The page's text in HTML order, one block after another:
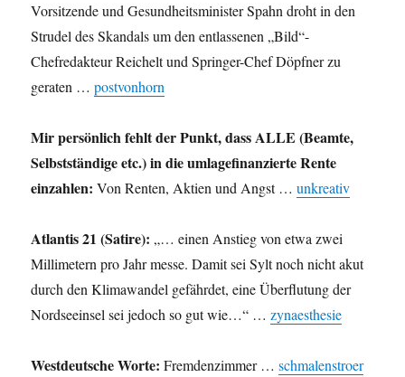
Vorsitzende und Gesundheitsminister Spahn droht in den
Strudel des Skandals um den entlassenen „Bild“-
Chefredakteur Reichelt und Springer-Chef Döpfner zu
geraten …postvonhorn
Mir persönlich fehlt der Punkt, dass ALLE (Beamte,
Selbstständige etc.) in die umlagefinanzierte Rente
einzahlen: Von Renten, Aktien und Angst …unkreativ
Atlantis 21 (Satire): „… einen Anstieg von etwa zwei
Millimetern pro Jahr messe. Damit sei Sylt noch nicht akut
durch den Klimawandel gefährdet, eine Überflutung der
Nordseeinsel sei jedoch so gut wie…“ …zynaesthesie
Westdeutsche Worte: Fremdenzimmer …schmalenstroer